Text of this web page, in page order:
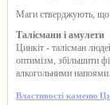
Маги стверджують, що
Талісмани і амулети
Цинкіт - талісман
оптимізм, збільшити
алкогольними напоями.
Властивості каменю